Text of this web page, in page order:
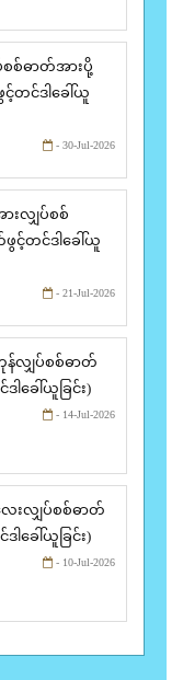
စစ်ဓာတ်အားပို့
တင်ဒါခေါ်ယူ
- 30-Jul-2026
ားလျှပ်စစ်
င့်တင်ဒါခေါ်ယူ
- 21-Jul-2026
န်လျှပ်စစ်ဓာတ်
ါခေါ်ယူခြင်း)
- 14-Jul-2026
လေးလျှပ်စစ်ဓာတ်
ါခေါ်ယူခြင်း)
- 10-Jul-2026